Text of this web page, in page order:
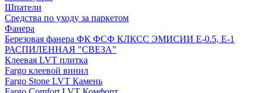
Шпатели
Средства по уходу за паркетом
Фанера
Березовая фанера ФК ФСФ КЛКСС ЭМИСИИ Е-0.5, Е-1
РАСПИЛЕННАЯ "СВЕЗА"
Клеевая LVT плитка
Fargo клеевой винил
Fargo Stone LVT Камень